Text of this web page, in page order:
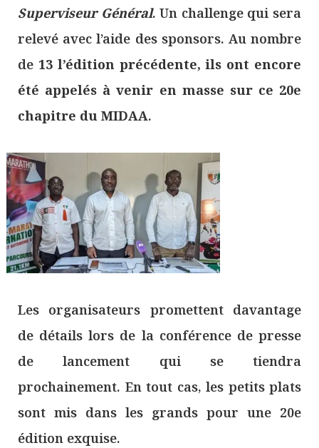
Superviseur Général. Un challenge qui sera
relevé avec l’aide des sponsors. Au nombre
de 13 l’édition précédente, ils ont encore
été appelés à venir en masse sur ce 20e
chapitre du MIDAA.
Les organisateurs promettent davantage
de détails lors de la conférence de presse
de lancement qui se tiendra
prochainement. En tout cas, les petits plats
sont mis dans les grands pour une 20e
édition exquise.